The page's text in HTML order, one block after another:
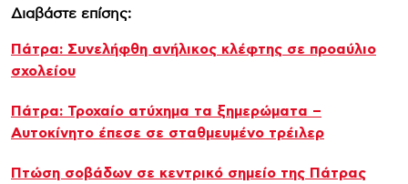
Διαβάστε επίσης:
Πάτρα: Συνελήφθη ανήλικος κλέφτης σε προαύλιο
σχολείου
Πάτρα: Τροχαίο ατύχημα τα ξημερώματα –
Αυτοκίνητο έπεσε σε σταθμευμένο τρέιλερ
Πτώση σοβάδων σε κεντρικό σημείο της Πάτρας